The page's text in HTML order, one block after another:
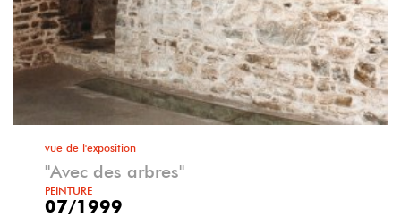
vue de l'exposition
"Avec des arbres"
PEINTURE
07/1999